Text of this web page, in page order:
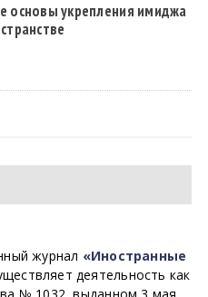
основы укрепления имиджа
журнал «Иностранные
деятельность как